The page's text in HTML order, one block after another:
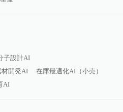
子設計AI
材開発AI
在庫最適化AI（小売）
AI